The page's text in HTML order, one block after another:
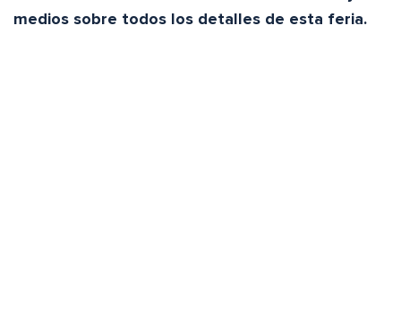
medios sobre todos los detalles de esta feria.